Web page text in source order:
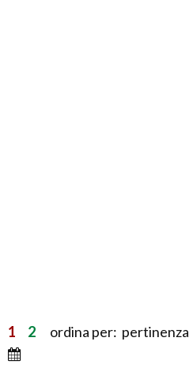
1 2 ordina per: pertinenza